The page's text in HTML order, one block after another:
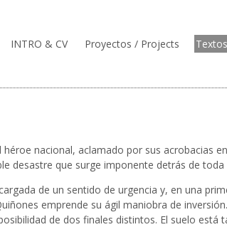
INTRO & CV Proyectos / Projects
héroe nacional, aclamado por sus acrobacias
desastre que surge imponente detrás de toda
de un sentido de urgencia y, en una
emprende su ágil maniobra de
de dos finales distintos. El suelo